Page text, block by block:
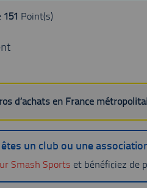
151 Point(s)
d’achats en France
un club ou une
Smash Sports et bénéficiez de